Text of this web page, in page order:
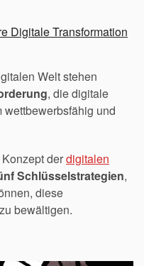
Digitale Transformation
Welt stehen
, die digitale
wettbewerbsfähig und
derdigitalen
Schlüsselstrategien,
diese
bewältigen.